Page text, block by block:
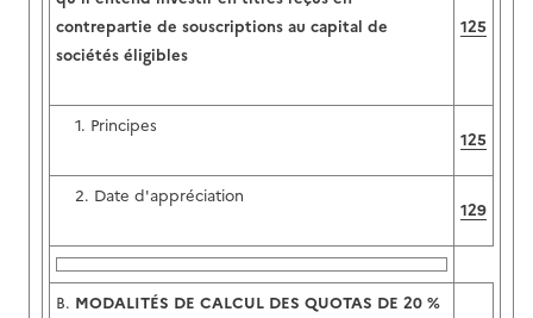
contrepartie de souscriptions au capital de
sociétés éligibles
125
1. Principes
125
2. Date d'appréciation
129
B. MODALITÉS DE CALCUL DES QUOTAS DE 20 %